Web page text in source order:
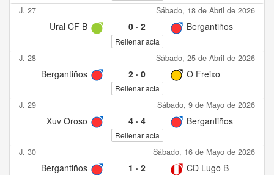
J. 27 Sábado, 18 de Abril de 2026
Ural CF B 0· 2 Bergantiños
Rellenar acta
J. 28 Sábado, 25 de Abril de 2026
Bergantiños 2· 0 O Freixo
Rellenar acta
J. 29 Sábado, 9 de Mayo de 2026
Xuv Oroso 4· 4 Bergantiños
Rellenar acta
J. 30 Sábado, 16 de Mayo de 2026
Bergantiños 1 · 2 CD Lugo B